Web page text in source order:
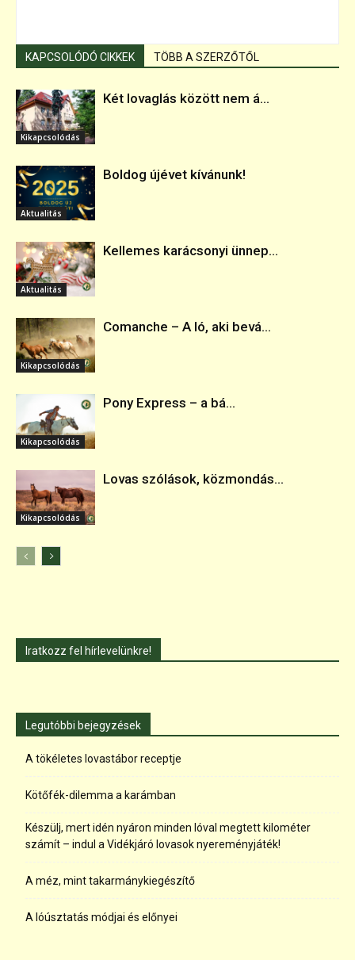
KAPCSOLÓDÓ CIKKEK TÖBB A SZERZŐTŐL
Kikapcsolódás
Két lovaglás között nem á...
Aktualitás
Boldog újévet kívánunk!
Aktualitás
Kellemes karácsonyi ünnep...
Kikapcsolódás
Comanche – A ló, aki bevá...
Kikapcsolódás
Pony Express – a bá...
Kikapcsolódás
Lovas szólások, közmondás...
Iratkozz fel hírlevelünkre!
Legutóbbi bejegyzések
A tökéletes lovastábor receptje
Kötőfék-dilemma a karámban
Készülj, mert idén nyáron minden lóval megtett kilométer
számít – indul a Vidékjáró lovasok nyereményjáték!
A méz, mint takarmánykiegészítő
A lóúsztatás módjai és előnyei